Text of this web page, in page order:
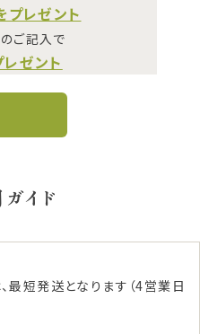
プレゼント
ご記入で
ゼント
イド
最短発送となります（4営業日